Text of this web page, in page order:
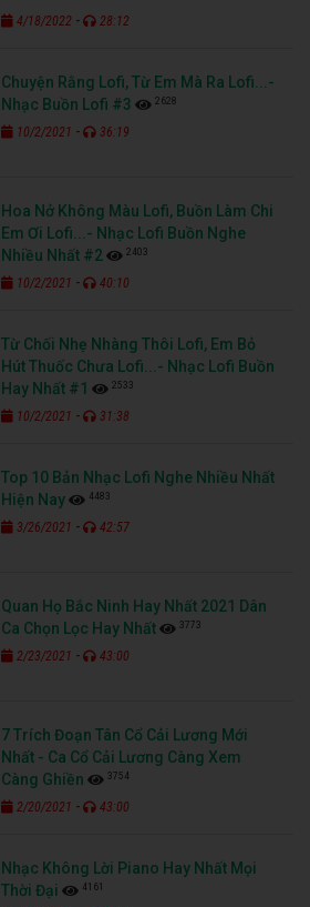
4/18/2022 - 28:12
Chuyện Rằng Lofi, Từ Em Mà Ra Lofi...-
Nhạc Buồn Lofi #3
2628
10/2/2021 - 36:19
Hoa Nở Không Màu Lofi, Buồn Làm Chi
Em Ơi Lofi...- Nhạc Lofi Buồn Nghe
Nhiều Nhất #2
2403
10/2/2021 - 40:10
Từ Chối Nhẹ Nhàng Thôi Lofi, Em Bỏ
Hút Thuốc Chưa Lofi...- Nhạc Lofi Buồn
Hay Nhất #1
2533
10/2/2021 - 31:38
Top 10 Bản Nhạc Lofi Nghe Nhiều Nhất
Hiện Nay
4483
3/26/2021 - 42:57
Quan Họ Bắc Ninh Hay Nhất 2021 Dân
Ca Chọn Lọc Hay Nhất
3773
2/23/2021 - 43:00
7 Trích Đoạn Tân Cổ Cải Lương Mới
Nhất - Ca Cổ Cải Lương Càng Xem
Càng Ghiền
3754
2/20/2021 - 43:00
Nhạc Không Lời Piano Hay Nhất Mọi
Thời Đại
4161